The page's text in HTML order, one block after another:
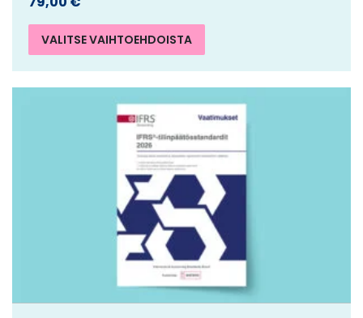
VALITSE VAIHTOEHDOISTA